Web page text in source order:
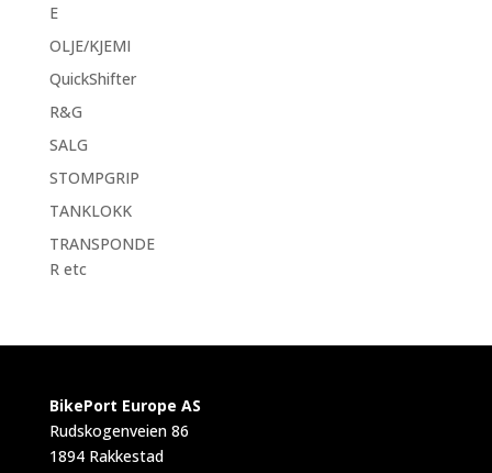
E
OLJE/KJEMI
QuickShifter
R&G
SALG
STOMPGRIP
TANKLOKK
TRANSPONDE
R etc
BikePort Europe AS
Rudskogenveien 86
1894 Rakkestad